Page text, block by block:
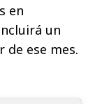
en
un
ese mes.